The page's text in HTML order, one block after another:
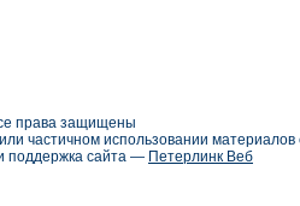
права защищены
частичном использовании
поддержка сайта — Петерлинк Веб